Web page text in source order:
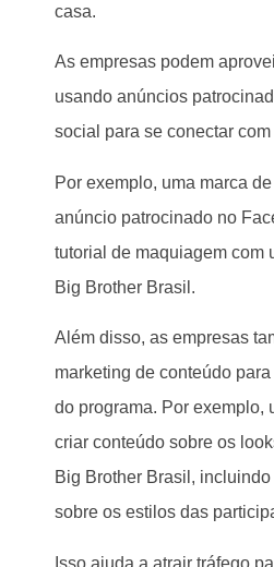
casa.
As empresas podem
usando anúncios
social para se conectar
Por exemplo, uma marca
anúncio patrocinado no
tutorial de maquiagem com
Big Brother Brasil.
Além disso, as empresas
marketing de conteúdo
do programa. Por exemplo,
criar conteúdo sobre os
Big Brother Brasil,
sobre os estilos das
Isso ajuda a atrair tráfego